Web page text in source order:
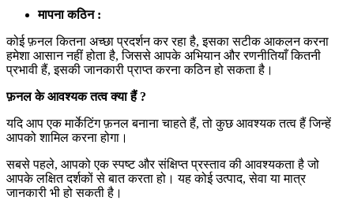
मापना कठिन :
कोई फ़नल कितना अच्छा प्रदर्शन कर रहा है, इसका सटीक आकलन करना
हमेशा आसान नहीं होता है, जिससे आपके अभियान और रणनीतियाँ कितनी
प्रभावी हैं, इसकी जानकारी प्राप्त करना कठिन हो सकता है।
फ़नल के आवश्यक तत्व क्या हैं ?
यदि आप एक मार्केटिंग फ़नल बनाना चाहते हैं, तो कुछ आवश्यक तत्व हैं जिन्हें
आपको शामिल करना होगा।
सबसे पहले, आपको एक स्पष्ट और संक्षिप्त प्रस्ताव की आवश्यकता है जो
आपके लक्षित दर्शकों से बात करता हो। यह कोई उत्पाद, सेवा या मात्र
जानकारी भी हो सकती है।